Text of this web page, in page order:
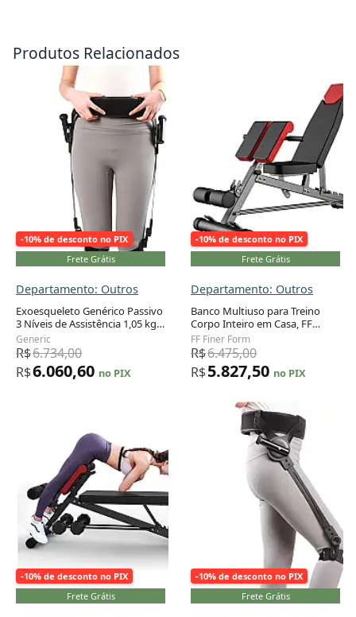
Produtos Relacionados
-10% de desconto no PIX
Frete Grátis
Departamento: Outros
Exoesqueleto Genérico Passivo
3 Níveis de Assistência 1,05 kg
Fibra Carbono Reabilitação
Marcha
Generic
R$6.734,00
R$6.060,60 no PIX
-10% de desconto no PIX
Frete Grátis
Departamento: Outros
Banco Multiuso para Treino
Corpo Inteiro em Casa, FF
FINER FORM, Preto
FF Finer Form
R$6.475,00
R$5.827,50 no PIX
-10% de desconto no PIX
Frete Grátis
Adicionar ao carrinho
-10% de desconto no PIX
Frete Grátis
Adicionar ao carrinho